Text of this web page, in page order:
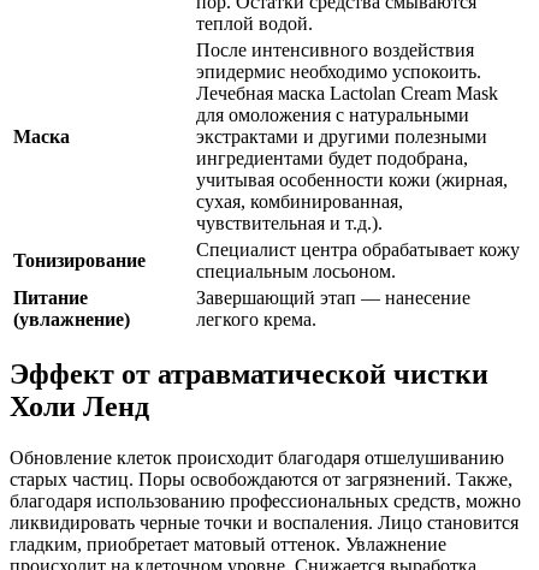
теплой водой.
Маска
После интенсивного воздействия
эпидермис необходимо успокоить.
Лечебная маска Lactolan Cream Mask
для омоложения с натуральными
экстрактами и другими полезными
ингредиентами будет подобрана,
учитывая особенности кожи (жирная,
сухая, комбинированная,
чувствительная и т.д.).
Тонизирование
Специалист центра обрабатывает кожу
специальным лосьоном.
Питание
(увлажнение)
Завершающий этап — нанесение
легкого крема.
Эффект от атравматической чистки
Холи Ленд
Обновление клеток происходит благодаря отшелушиванию
старых частиц. Поры освобождаются от загрязнений. Также,
благодаря использованию профессиональных средств, можно
ликвидировать черные точки и воспаления. Лицо становится
гладким, приобретает матовый оттенок. Увлажнение
происходит на клеточном уровне. Снижается выработка